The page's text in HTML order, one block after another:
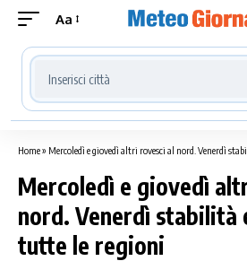
Aa
Cerca località meteo
Home» Mercoledì e giovedì altri rovesci al nord. Venerdì
Mercoledì e giovedì
nord. Venerdì stabilità
tutte le regioni